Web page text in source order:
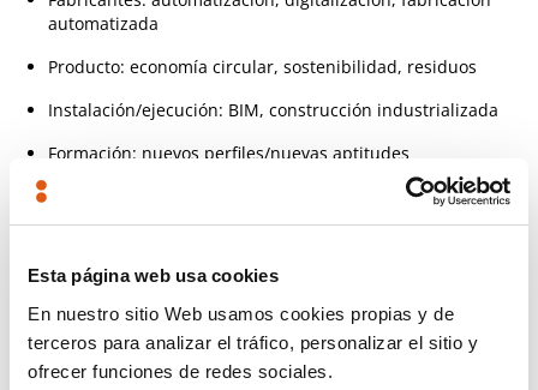
Esta página web usa cookies
En nuestro sitio Web usamos cookies propias y de
terceros para analizar el tráfico, personalizar el sitio y
ofrecer funciones de redes sociales.
automatizada
Producto: economía circular, sostenibilidad, residuos
Instalación/ejecución: BIM, construcción industrializada
Formación: nuevos perfiles/nuevas aptitudes
sesiones técnicas.
Participación TECNALIA
Destacamos la participación de nuestros compañeros y